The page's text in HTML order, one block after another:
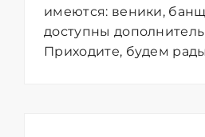
имеются: веники,
доступны
Приходите, будем